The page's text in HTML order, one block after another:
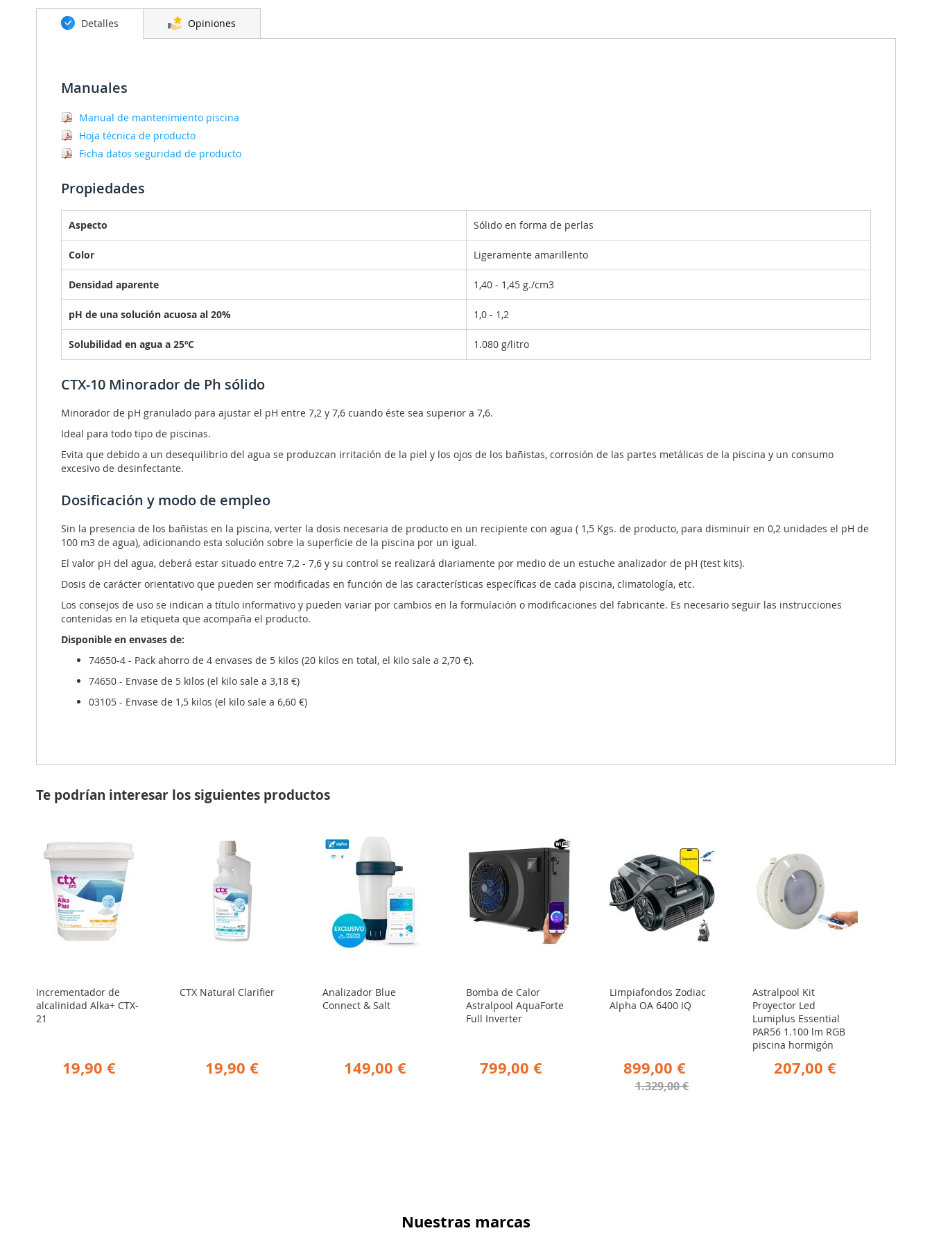
la
galería
Detalles
Manuales
Manual de mantenimiento piscina
Hoja técnica de producto
Ficha datos seguridad de producto
Propiedades
Aspecto Sólido en forma de perlas
Color Ligeramente amarillento
Densidad aparente 1,40 - 1,45 g./cm3
pH de una solución acuosa al 20% 1,0 - 1,2
Solubilidad en agua a 25ºC 1.080 g/litro
CTX-10 Minorador de Ph sólido
Minorador de pH granulado para ajustar el pH entre 7,2 y 7,6 cuando éste sea superior a 7,6.
Ideal para todo tipo de piscinas.
Evita que debido a un desequilibrio del agua se produzcan irritación de la piel y los ojos de los bañistas, corrosión de las partes metálicas de la piscina y un consumo
excesivo de desinfectante.
Dosificación y modo de empleo
Sin la presencia de los bañistas en la piscina, verter la dosis necesaria de producto en un recipiente con agua ( 1,5 Kgs. de producto, para disminuir en 0,2 unidades el pH de
100 m3 de agua), adicionando esta solución sobre la superficie de la piscina por un igual.
El valor pH del agua, deberá estar situado entre 7,2 - 7,6 y su control se realizará diariamente por medio de un estuche analizador de pH (test kits).
Dosis de carácter orientativo que pueden ser modificadas en función de las características específicas de cada piscina, climatología, etc.
Los consejos de uso se indican a título informativo y pueden variar por cambios en la formulación o modificaciones del fabricante. Es necesario seguir las instrucciones
contenidas en la etiqueta que acompaña el producto.
Disponible en envases de:
74650-4 - Pack ahorro de 4 envases de 5 kilos (20 kilos en total, el kilo sale a 2,70 €).
74650 - Envase de 5 kilos (el kilo sale a 3,18 €)
03105 - Envase de 1,5 kilos (el kilo sale a 6,60 €)
Opiniones
Te podrían interesar los siguientes productos
Incrementador de
alcalinidad Alka+ CTX-
21
19,90 €
CTX Natural Clarifier
19,90 €
Analizador Blue
Connect & Salt
149,00 €
Bomba de Calor
Astralpool AquaForte
Full Inverter
799,00 €
Limpiafondos Zodiac
Alpha OA 6400 IQ
899,00 €
1.329,00 €
Astralpool Kit
Proyector Led
Lumiplus Essential
PAR56 1.100 lm RGB
piscina hormigón
207,00 €
Nuestras marcas